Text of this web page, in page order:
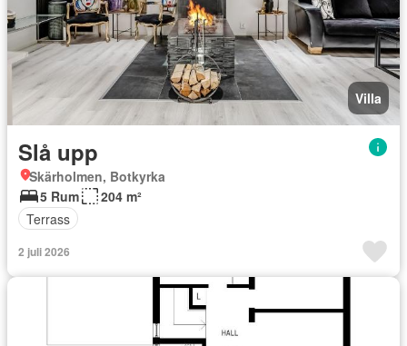
Villa
Slå upp
Skärholmen, Botkyrka
5 Rum
204 m²
Terrass
2 juli 2026